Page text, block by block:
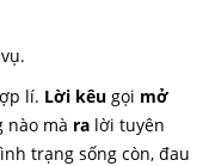
lí. Lời kêugọi mở
nào mà ra lời tuyên
trạng sống còn, đau